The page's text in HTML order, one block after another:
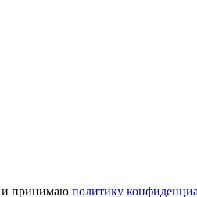
и принимаю политику